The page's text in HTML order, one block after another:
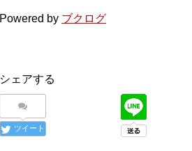
Powered by ブクログ
シェアする
ツイート